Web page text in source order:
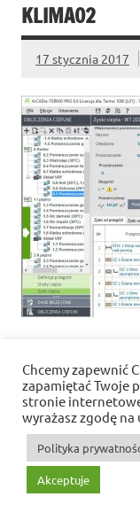
KLIMA02
17 stycznia 2017
WordPress
Chcemy zapewnić
zapamiętać Twoje
stronie
wyrażasz zgodę na
Polityka
Akceptuje